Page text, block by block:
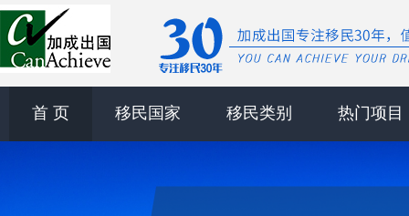
首 页 移民国家 移民类别 热门项目